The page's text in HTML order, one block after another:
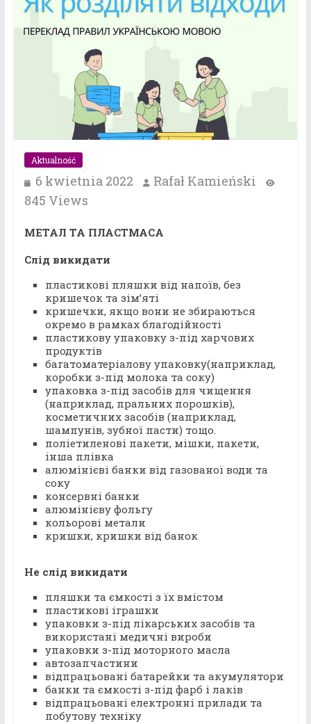
Aktualność
6 kwietnia 2022
Rafał Kamieński
845 Views
МЕТАЛ ТА ПЛАСТМАСА
Слід викидати
пластикові пляшки від напоїв, без
кришечок та зім’яті
кришечки, якщо вони не збираються
окремо в рамках благодійності
пластикову упаковку з-під харчових
продуктів
багатоматеріалову упаковку(наприклад,
коробки з-під молока та соку)
упаковка з-під засобів для чищення
(наприклад, пральних порошків),
косметичних засобів (наприклад,
шампунів, зубної пасти) тощо.
поліетиленові пакети, мішки, пакети,
інша плівка
алюмінієві банки від газованої води та
соку
консервні банки
алюмінієву фольгу
кольорові метали
кришки, кришки від банок
Не слід викидати
пляшки та ємкості з їх вмістом
пластикові іграшки
упаковки з-під лікарських засобів та
використані медичні вироби
упаковки з-під моторного масла
автозапчастини
відпрацьовані батарейки та акумулятори
банки та ємкості з-під фарб і лаків
відпрацьовані електронні прилади та
побутову техніку